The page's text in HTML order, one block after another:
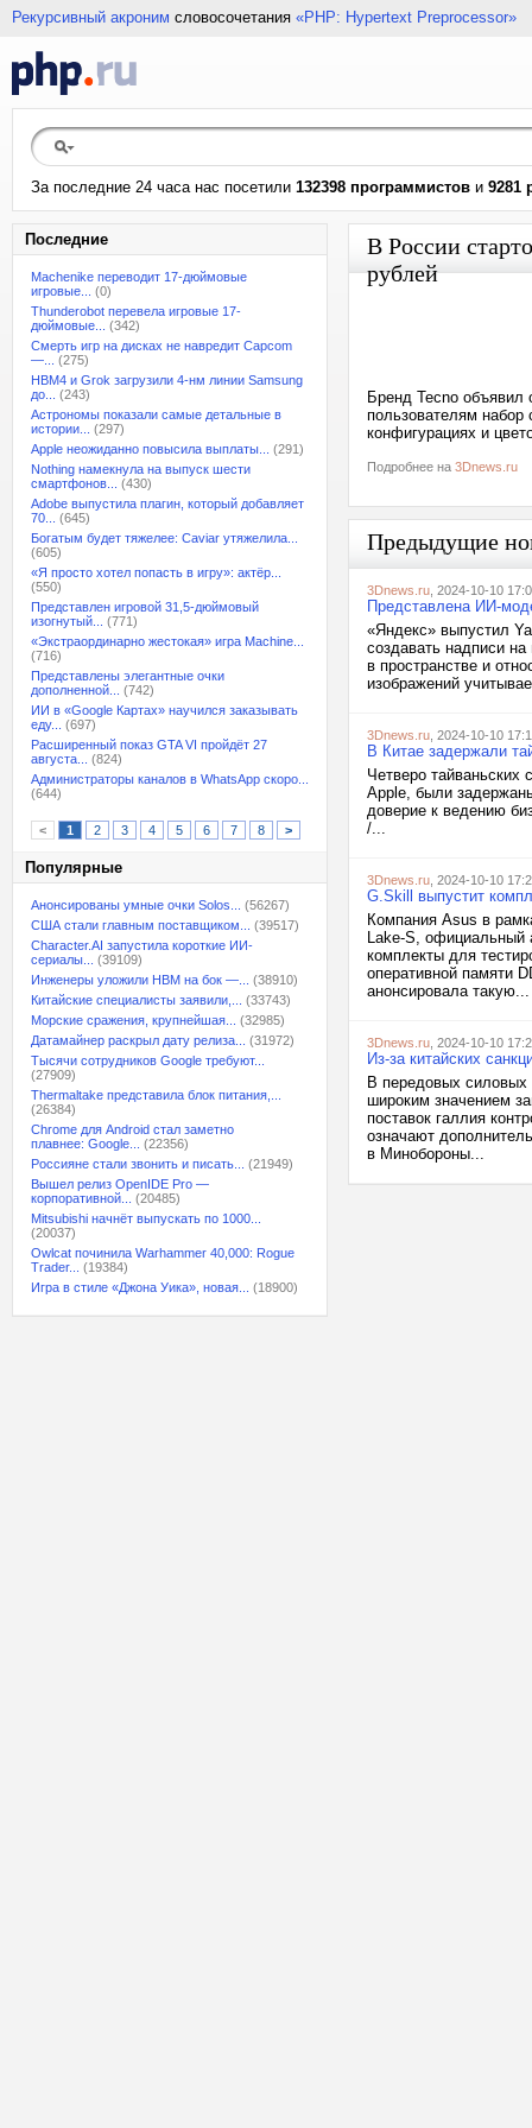
Рекурсивный акроним словосочетания «PHP: Hypertext Preprocessor»
За последние 24 часа нас посетили 132398 программистов и 9281
Последние
Machenike переводит 17-дюймовые
игровые...
(0)
Thunderobot перевела игровые 17-
дюймовые...
(342)
Смерть игр на дисках не навредит Capcom
—...
(275)
HBM4 и Grok загрузили 4-нм линии Samsung
до...
(243)
Астрономы показали самые детальные в
истории...
(297)
Apple неожиданно повысила выплаты...
(291)
Nothing намекнула на выпуск шести
смартфонов...
(430)
Adobe выпустила плагин, который добавляет
70...
(645)
Богатым будет тяжелее: Caviar утяжелила...
(605)
«Я просто хотел попасть в игру»: актёр...
(550)
Представлен игровой 31,5-дюймовый
изогнутый...
(771)
«Экстраординарно жестокая» игра Machine...
(716)
Представлены элегантные очки
дополненной...
(742)
ИИ в «Google Картах» научился заказывать
еду...
(697)
Расширенный показ GTA VI пройдёт 27
августа...
(824)
Администраторы каналов в WhatsApp скоро...
(644)
< 1 2 3 4 5 6 7 8 >
Популярные
Анонсированы умные очки Solos...
(56267)
США стали главным поставщиком...
(39517)
Character.AI запустила короткие ИИ-
сериалы...
(39109)
Инженеры уложили HBM на бок —...
(38910)
Китайские специалисты заявили,...
(33743)
Морские сражения, крупнейшая...
(32985)
Датамайнер раскрыл дату релиза...
(31972)
Тысячи сотрудников Google требуют...
(27909)
Thermaltake представила блок питания,...
(26384)
Chrome для Android стал заметно
плавнее: Google...
(22356)
Россияне стали звонить и писать...
(21949)
Вышел релиз OpenIDE Pro —
корпоративной...
(20485)
Mitsubishi начнёт выпускать по 1000...
(20037)
Owlcat починила Warhammer 40,000: Rogue
Trader...
(19384)
Игра в стиле «Джона Уика», новая...
(18900)
В России
рублей
Бренд Tecno объявил
пользователям набор
конфигурациях и
Подробнее на 3Dnews.ru
Предыдущие
3Dnews.ru , 2024-10-10
Представлена ИИ-
«Яндекс» выпустил
создавать надписи
в пространстве и
изображений
3Dnews.ru , 2024-10-10
В Китае задержали
Четверо тайваньских
Apple, были
доверие к ведению
/...
3Dnews.ru , 2024-10-10
G.Skill выпустит
Компания Asus в
Lake-S, официальный
комплекты для
оперативной памяти
анонсировала такую...
3Dnews.ru , 2024-10-10
Из-за китайских
В передовых силовых
широким значением
поставок галлия
означают
в Минобороны...